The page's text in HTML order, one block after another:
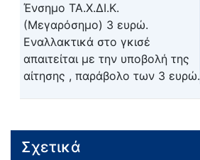
Ένσημο ΤΑ.Χ.ΔΙ.Κ.
(Μεγαρόσημο) 3 ευρώ.
Εναλλακτικά στο γκισέ
απαιτείται με την υποβολή της
αίτησης , παράβολο των 3 ευρώ.
Σχετικά